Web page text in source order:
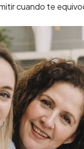
cuando te